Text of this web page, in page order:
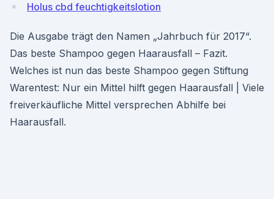
Holus cbd feuchtigkeitslotion
Die Ausgabe trägt den Namen „Jahrbuch für 2017“.
Das beste Shampoo gegen Haarausfall – Fazit.
Welches ist nun das beste Shampoo gegen Stiftung
Warentest: Nur ein Mittel hilft gegen Haarausfall | Viele
freiverkäufliche Mittel versprechen Abhilfe bei
Haarausfall.